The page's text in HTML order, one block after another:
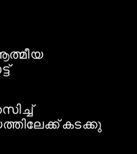
കടക്കു